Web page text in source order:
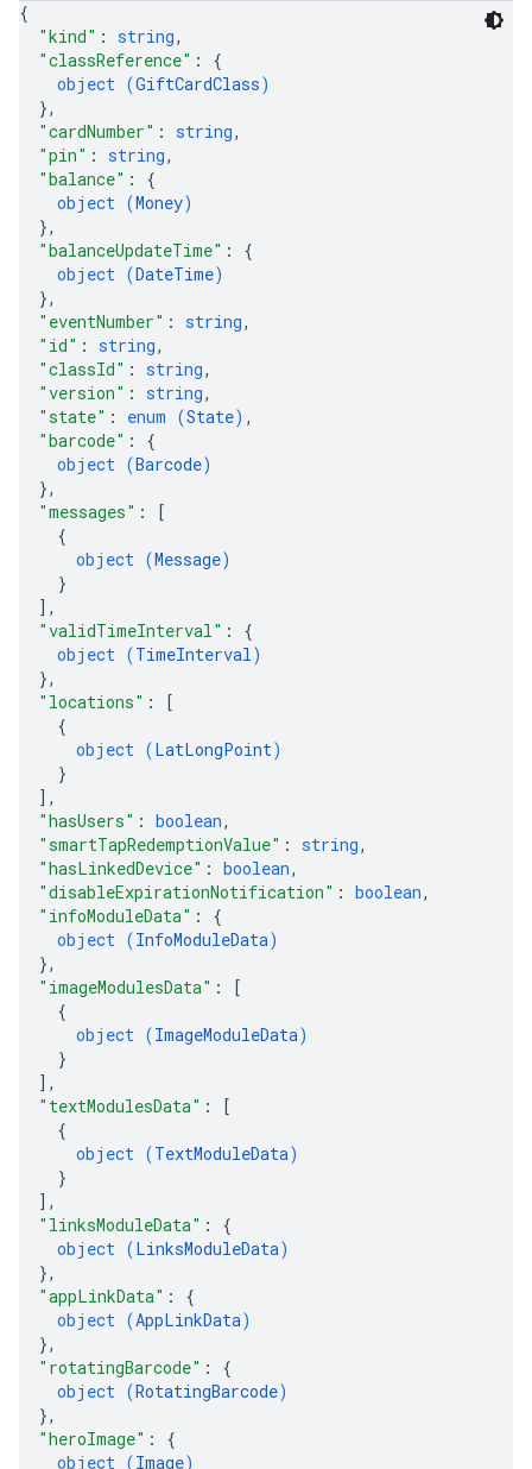
{
"kind" : string,
"classReference" : {
object (GiftCardClass)
},
"cardNumber" : string,
"pin" : string,
"balance" : {
object (Money)
},
"balanceUpdateTime" : {
object (DateTime)
},
"eventNumber" : string,
"id" : string,
"classId" : string,
"version" : string,
"state" : enum (State) ,
"barcode" : {
object (Barcode)
},
"messages" :
[
{
object (Message)
}
] ,
"validTimeInterval" : {
object (TimeInterval)
},
"locations" :
[
{
object (LatLongPoint)
}
] ,
"hasUsers" : boolean,
"smartTapRedemptionValue" : string,
"hasLinkedDevice" : boolean,
"disableExpirationNotification" : boolean,
"infoModuleData" : {
object (InfoModuleData)
},
"imageModulesData" :
[
{
object (ImageModuleData)
}
] ,
"textModulesData" :
[
{
object (TextModuleData)
}
] ,
"linksModuleData" : {
object (LinksModuleData)
},
"appLinkData" : {
object (AppLinkData)
},
"rotatingBarcode" : {
object (RotatingBarcode)
},
"heroImage" : {
object (Image)